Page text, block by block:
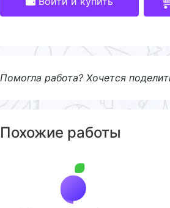
Помогла работа? Хочется
Похожие работы